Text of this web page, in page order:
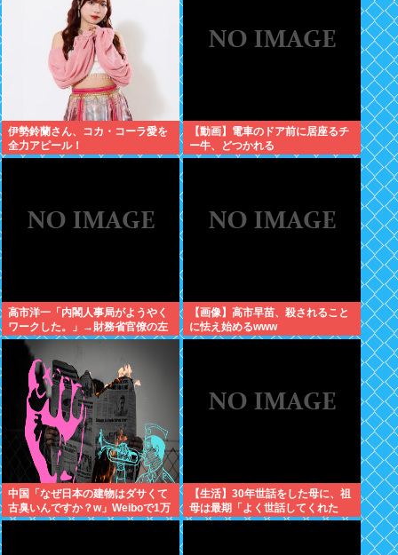
伊勢鈴蘭さん、コカ・コーラ愛を
全力アピール！
【動画】電車のドア前に居座るチ
ー牛、どつかれる
高市洋一「内閣人事局がようやく
ワークした。」→財務省官僚の左
遷記事を喜んでポスト
【画像】高市早苗、殺されること
に怯え始めるwww
中国「なぜ日本の建物はダサくて
古臭いんですか？w」Weiboで1万
いいね
【生活】30年世話をした母に、祖
母は最期「よく世話してくれた
ね。ずっと嫌いだったのが残念だ